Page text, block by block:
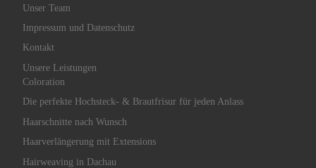
Unser Team
Impressum und Datenschutz
Kontakt
Unsere Leistungen
Coloration
Die perfekte Hochsteck- & Brautfrisur für jeden Anlass
Haarschnitte nach Wunsch
Haarverlängerung mit Extensions
Hairweaving in Dachau